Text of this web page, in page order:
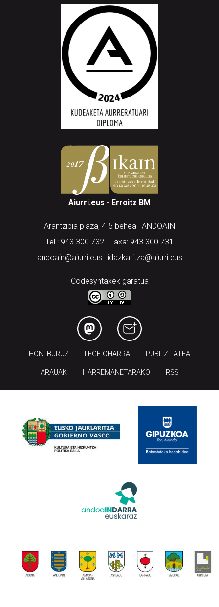
Aiurri.eus - Erroitz BM
Arantzibia plaza, 4-5 behea | ANDOAIN
Tel.: 943 300 732 | Faxa: 943 300 731
andoain@aiurri.eus | idazkaritza@aiurri.eus
Codesyntaxek garatua
HONI BURUZ LEGE OHARRA PUBLIZITATEA
ARAUAK HARREMANETARAKO RSS